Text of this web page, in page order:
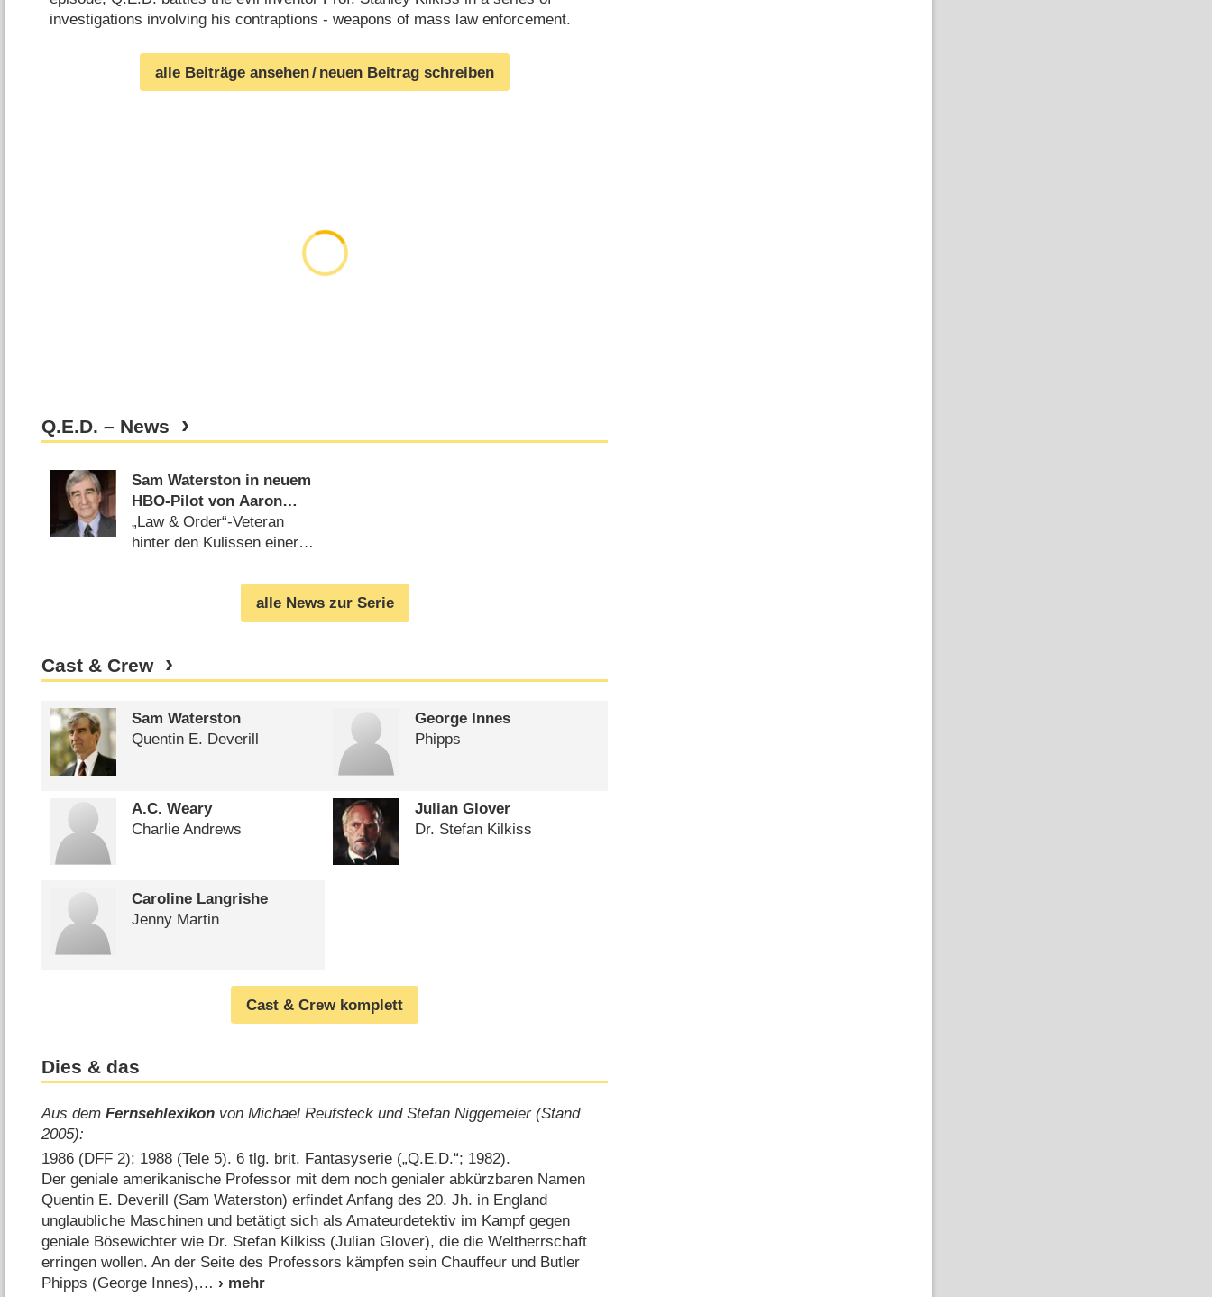
investigations involving his contraptions - weapons of mass law enforcement.
alle Beiträge ansehen/ neuen Beitrag schreiben
Q.E.D. – News
Sam Waterston in neuem
HBO-Pilot von Aaron
Sorkin
„Law & Order“-Veteran
hinter den Kulissen einer
alle News zur Serie
Cast & Crew
Sam Waterston
Quentin E. Deverill
George Innes
Phipps
A.C. Weary
Charlie Andrews
Julian Glover
Dr. Stefan Kilkiss
Caroline Langrishe
Jenny Martin
Cast & Crew komplett
Dies & das
Aus demFernsehlexikon von Michael Reufsteck und Stefan Niggemeier (Stand
2005):
1986 (DFF 2); 1988 (Tele 5). 6 tlg. brit. Fantasyserie („Q.E.D.“; 1982).
Der geniale amerikanische Professor mit dem noch genialer abkürzbaren Namen
Quentin E. Deverill (Sam Waterston) erfindet Anfang des 20. Jh. in England
unglaubliche Maschinen und betätigt sich als Amateurdetektiv im Kampf gegen
geniale Bösewichter wie Dr. Stefan Kilkiss (Julian Glover), die die Weltherrschaft
erringen wollen. An der Seite des Professors kämpfen sein Chauffeur und Butler
Phipps (George Innes),